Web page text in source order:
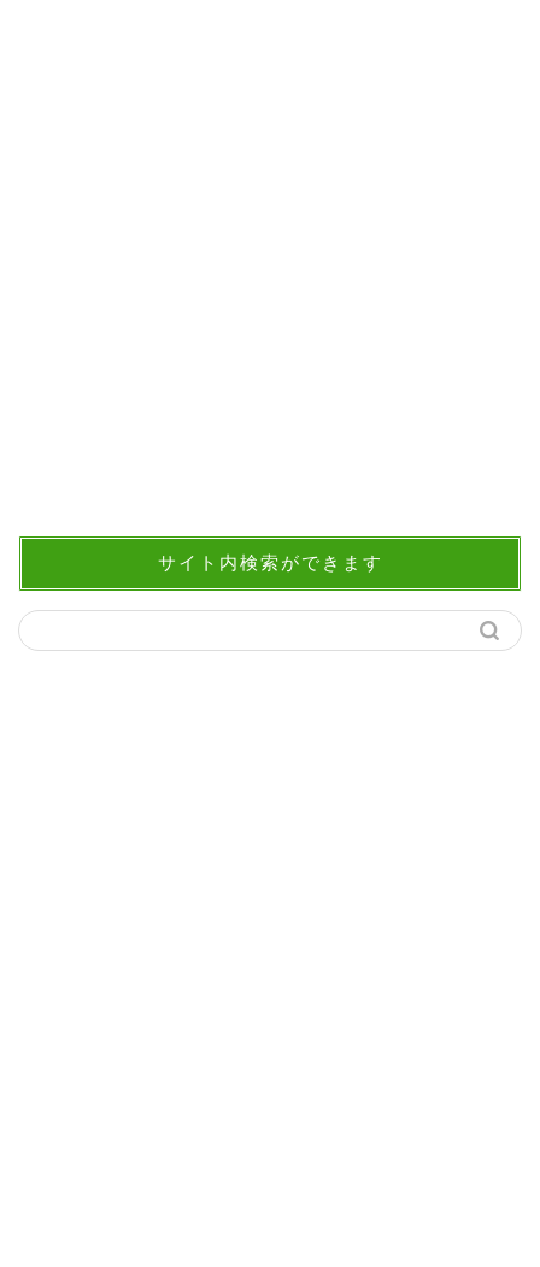
サイト内検索ができます